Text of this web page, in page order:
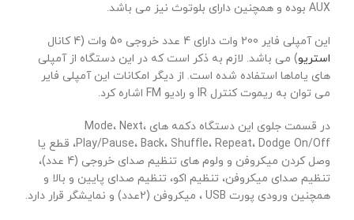
AUX بوده و همچنین دارای بلوتوث نیز می باشد.
این آمپلی فایر 200 وات دارای 4 عدد خروجی 50 وات (4 کانال
استریو) می باشد. لازم به ذکر است که در این دستگاه از آمپلی
های یاماها استفاده شده است. از دیگر امکانات این آمپلی فایر
می توان به ریموت کنترل IR و رادیو FM اشاره کرد.
در قسمت جلوی این دستگاه دکمه های Mode، Next،
Play/Pause، Back، Shuffle، Repeat، Dodge On/Off، قطع یا
وصل کردن میکروفن و ولوم های تنظیم صدای خروجی (4 عدد)،
تنظیم صدای میکروفن، تنظیم اکو، تنظیم صدای پایین و بالا و
همچنین ورودی پورت USB ، میکروفن (2عدد) و نمایشگر قرار دارد.